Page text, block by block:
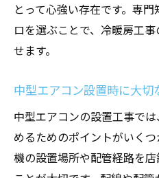
とって心強い存在です。専
ロを選ぶことで、冷暖房工
せます。
中型エアコン設置時に大切
中型エアコンの設置工事で
めるためのポイントがいく
機の設置場所や配管経路を